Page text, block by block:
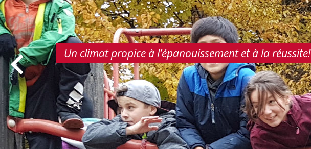
Un climat propice à l’épanouissement et à la réussite!